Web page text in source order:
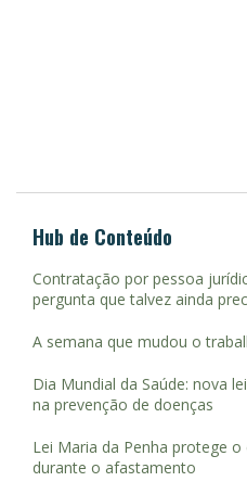
Hub de Conteúdo
Contratação por pessoa
pergunta que talvez ainda
A semana que mudou o
Dia Mundial da Saúde: nova
na prevenção de doenças
Lei Maria da Penha protege
durante o afastamento